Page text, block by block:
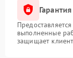
выполненные
защищает